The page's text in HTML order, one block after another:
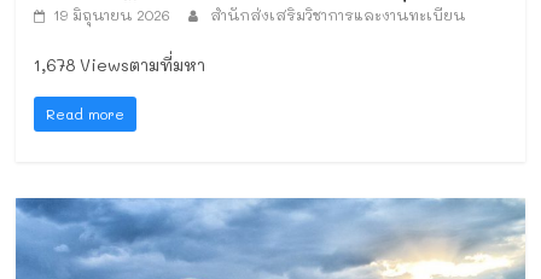
19 มิถุนายน 2026 สำนักส่งเสริมวิชาการและงานทะเบียน
1,678 Viewsตามที่มหา
Read more